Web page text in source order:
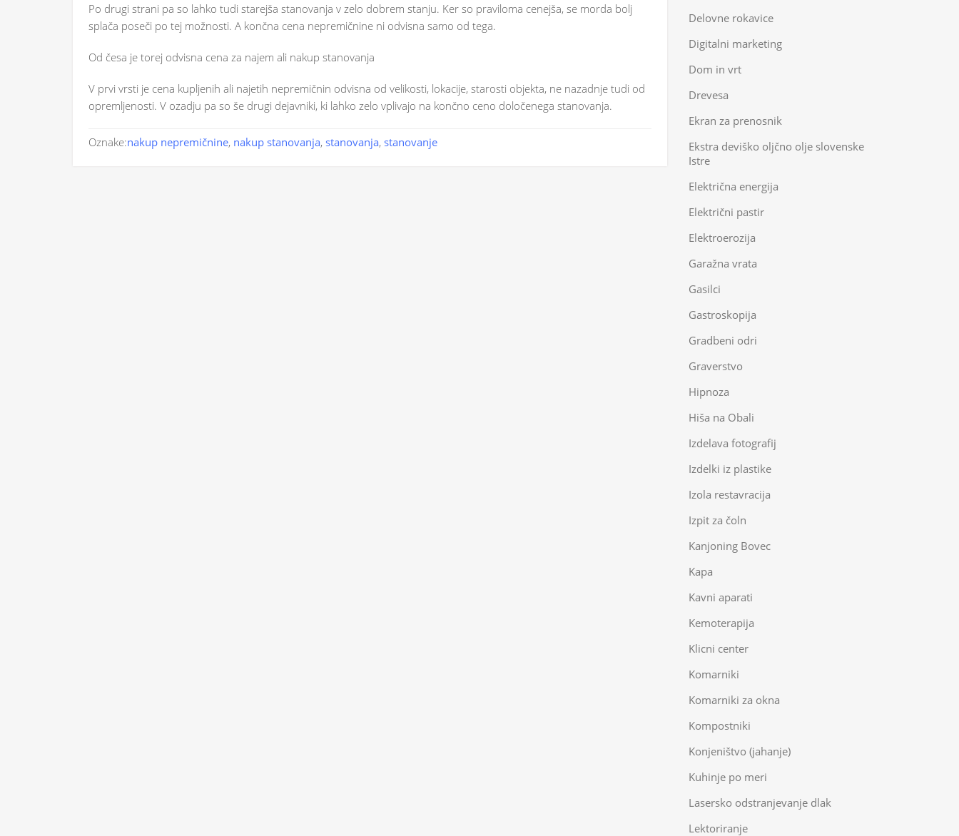
Po drugi strani pa so lahko tudi starejša stanovanja v zelo dobrem stanju. Ker so praviloma cenejša, se morda bolj
splača poseči po tej možnosti. A končna cena nepremičnine ni odvisna samo od tega.
Od česa je torej odvisna cena za najem ali nakup stanovanja
V prvi vrsti je cena kupljenih ali najetih nepremičnin odvisna od velikosti, lokacije, starosti objekta, ne nazadnje tudi od
opremljenosti. V ozadju pa so še drugi dejavniki, ki lahko zelo vplivajo na končno ceno določenega stanovanja.
Oznake:nakup nepremičnine, nakup stanovanja, stanovanja, stanovanje
Delovne rokavice
Digitalni marketing
Dom in vrt
Drevesa
Ekran za prenosnik
Ekstra deviško oljčno olje slovenske
Istre
Električna energija
Električni pastir
Elektroerozija
Garažna vrata
Gasilci
Gastroskopija
Gradbeni odri
Graverstvo
Hipnoza
Hiša na Obali
Izdelava fotografij
Izdelki iz plastike
Izola restavracija
Izpit za čoln
Kanjoning Bovec
Kapa
Kavni aparati
Kemoterapija
Klicni center
Komarniki
Komarniki za okna
Kompostniki
Konjeništvo (jahanje)
Kuhinje po meri
Lasersko odstranjevanje dlak
Lektoriranje